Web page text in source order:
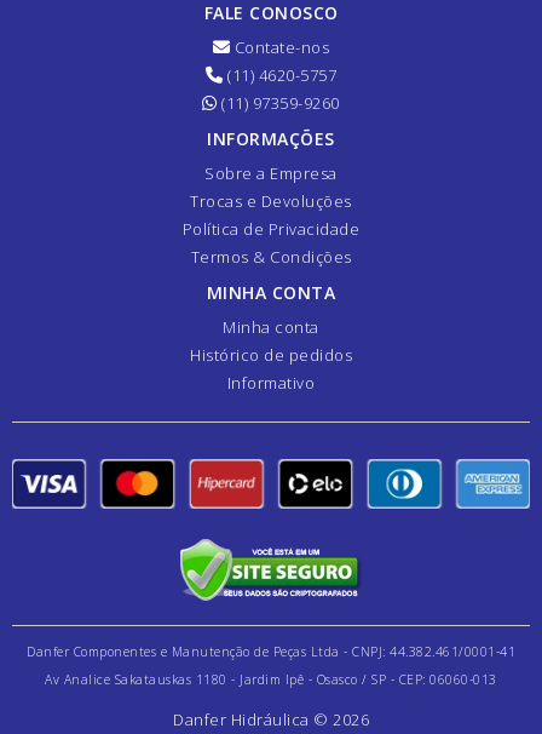
FALE CONOSCO
Contate-nos
(11) 4620-5757
(11) 97359-9260
INFORMAÇÕES
Sobre a Empresa
Trocas e Devoluções
Política de Privacidade
Termos & Condições
MINHA CONTA
Minha conta
Histórico de pedidos
Informativo
Danfer Componentes e Manutenção de Peças Ltda - CNPJ: 44.382.461/0001-41
Av Analice Sakatauskas 1180 - Jardim Ipê - Osasco / SP - CEP: 06060-013
Danfer Hidráulica © 2026